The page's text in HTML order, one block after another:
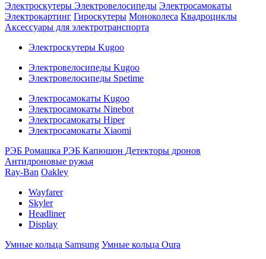
Электроскутеры Электровелосипеды Электросамокаты
Электрокартинг Гироскутеры Моноколеса Квадроциклы
Аксессуары для электротранспорта
Электроскутеры Kugoo
Электровелосипеды Kugoo
Электровелосипеды Spetime
Электросамокаты Kugoo
Электросамокаты Ninebot
Электросамокаты Hiper
Электросамокаты Xiaomi
РЭБ Ромашка РЭБ Капюшон Детекторы дронов
Антидроновые ружья
Ray-Ban Oakley
Wayfarer
Skyler
Headliner
Display
Умные кольца Samsung Умные кольца Oura